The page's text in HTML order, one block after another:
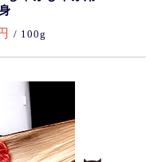
/ 100g